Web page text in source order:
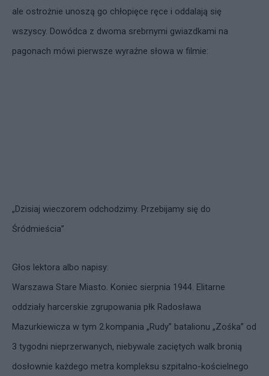
ale ostrożnie unoszą go chłopięce ręce i oddalają się
wszyscy. Dowódca z dwoma srebrnymi gwiazdkami na
pagonach mówi pierwsze wyraźne słowa w filmie:
„Dzisiaj wieczorem odchodzimy. Przebijamy się do
Śródmieścia”
Głos lektora albo napisy:
Warszawa Stare Miasto. Koniec sierpnia 1944. Elitarne
oddziały harcerskie zgrupowania płk Radosława
Mazurkiewicza w tym 2.kompania „Rudy” batalionu „Zośka” od
3 tygodni nieprzerwanych, niebywale zaciętych walk bronią
dosłownie każdego metra kompleksu szpitalno-kościelnego